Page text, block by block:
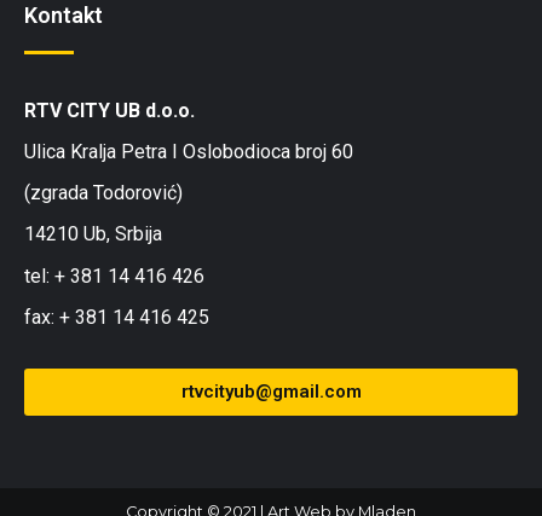
Kontakt
RTV CITY UB d.o.o.
Ulica Kralja Petra I Oslobodioca broj 60
(zgrada Todorović)
14210 Ub, Srbija
tel: + 381 14 416 426
fax: + 381 14 416 425
rtvcityub@gmail.com
Copyright © 2021 Art Web by Mladen